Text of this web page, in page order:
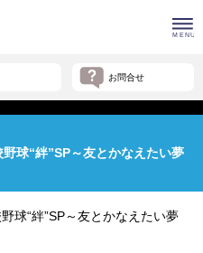
お問合せ
球“絆”SP～友とかなえたい夢
球“絆”SP～友とかなえたい夢